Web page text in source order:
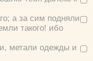
а за сим подняли
такого! ибо
метали одежды и